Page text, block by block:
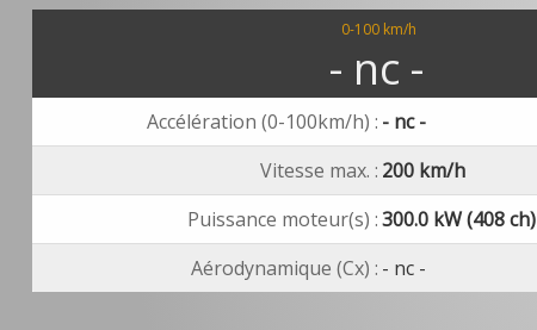
0-100 km/h
- nc -
Accélération (0-100km/h) : - nc -
Vitesse max. : 200 km/h
Puissance moteur(s) : 300.0 kW (408 ch)
Aérodynamique (Cx) : - nc -